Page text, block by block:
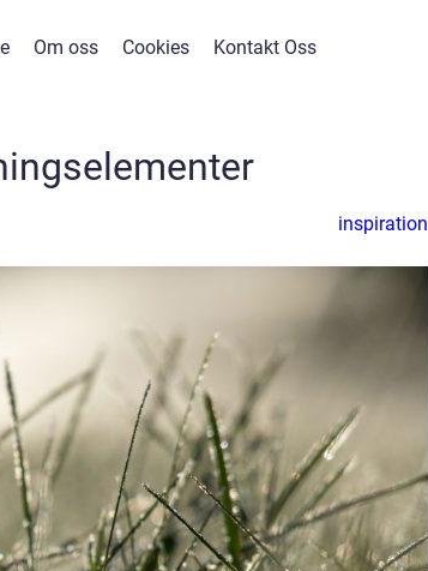
Om oss Cookies Kontakt Oss
inspiration